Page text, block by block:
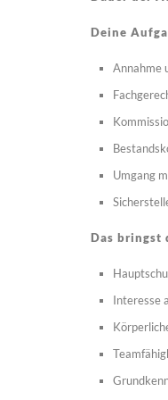
Deine
Annahme
Umgang
Das bringst
Interesse